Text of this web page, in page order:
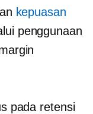
kepuasan
penggunaan
pada retensi